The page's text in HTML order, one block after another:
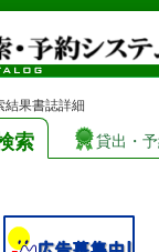
結果書誌詳細
索 貸出・